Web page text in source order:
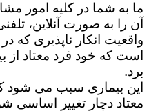
ما به شما در کلیه امور
آن را به صورت آنلاین،
واقعیت انکار ناپذیری که
است که خود فرد معتاد از
برد.
این بیماری سبب می شود
معتاد دچار تغییر اساسی